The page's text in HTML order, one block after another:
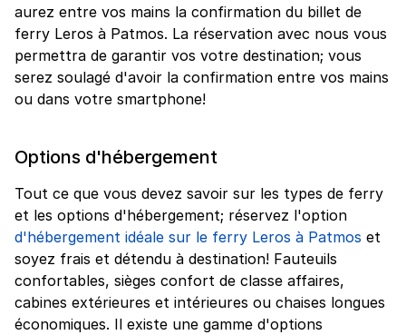
aurez entre vos mains la confirmation du billet de
ferry Leros à Patmos. La réservation avec nous vous
permettra de garantir vos votre destination; vous
serez soulagé d'avoir la confirmation entre vos mains
ou dans votre smartphone!
Options d'hébergement
Tout ce que vous devez savoir sur les types de ferry
et les options d'hébergement; réservez l'option
d'hébergement idéale sur le ferry Leros à Patmos et
soyez frais et détendu à destination! Fauteuils
confortables, sièges confort de classe affaires,
cabines extérieures et intérieures ou chaises longues
économiques. Il existe une gamme d'options